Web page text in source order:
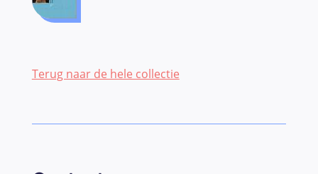
Terug naar de hele collectie